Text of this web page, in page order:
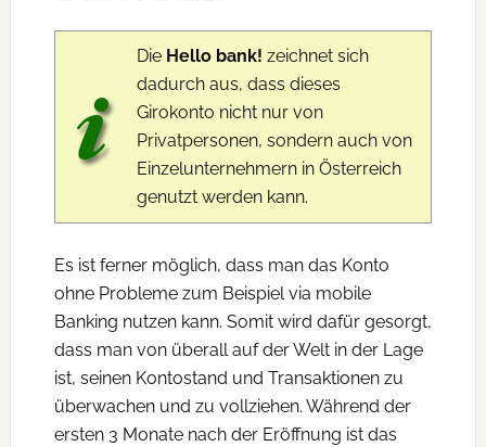
Die Hello bank! zeichnet sich
dadurch aus, dass dieses
Girokonto nicht nur von
Privatpersonen, sondern auch von
Einzelunternehmern in Österreich
genutzt werden kann.
Es ist ferner möglich, dass man das Konto
ohne Probleme zum Beispiel via mobile
Banking nutzen kann. Somit wird dafür gesorgt,
dass man von überall auf der Welt in der Lage
ist, seinen Kontostand und Transaktionen zu
überwachen und zu vollziehen. Während der
ersten 3 Monate nach der Eröffnung ist das